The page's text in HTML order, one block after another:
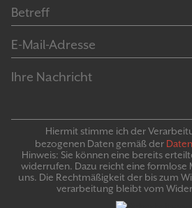
Hiermit stimme ich der
bezogenen Daten gemäß der
Hinweis: Sie können eine bereits
widerrufen. Dazu reicht eine formlose
uns. Die Recht­mäßigkeit der bis zum
verarbeitung bleibt vom